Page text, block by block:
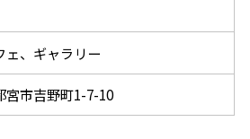
ェ、ギャラリー
宮市吉野町1-7-10